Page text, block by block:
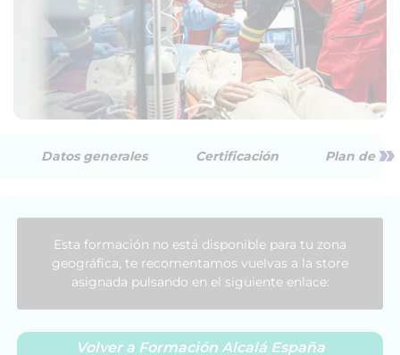
Datos generales Certificación Plan de »
Esta formación no está disponible para tu zona
geográfica, te recomentamos vuelvas a la store
asignada pulsando en el siguiente enlace:
Volver a Formación Alcalá España